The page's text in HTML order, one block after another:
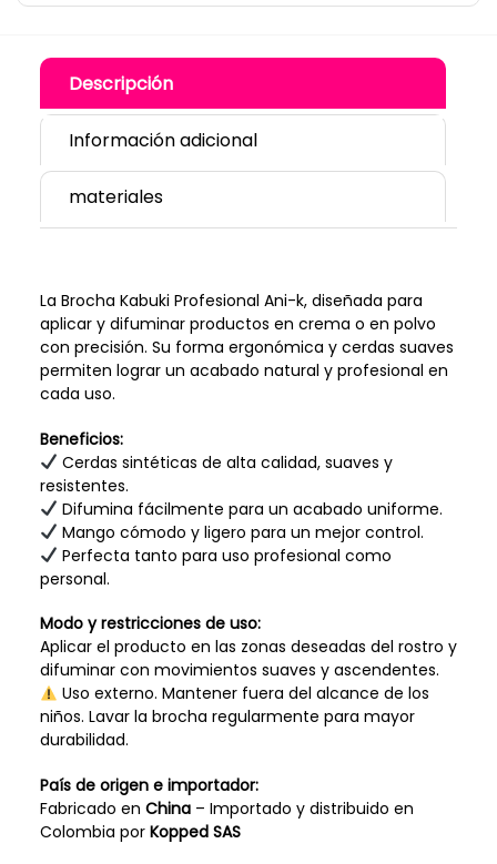
Descripción
Información adicional
materiales
La Brocha Kabuki Profesional Ani-k, diseñada para
aplicar y difuminar productos en crema o en polvo
con precisión. Su forma ergonómica y cerdas suaves
permiten lograr un acabado natural y profesional en
cada uso.
Beneficios:
Cerdas sintéticas de alta calidad, suaves y
resistentes.
Difumina fácilmente para un acabado uniforme.
Mango cómodo y ligero para un mejor control.
Perfecta tanto para uso profesional como
personal.
Modo y restricciones de uso:
Aplicar el producto en las zonas deseadas del rostro y
difuminar con movimientos suaves y ascendentes.
Uso externo. Mantener fuera del alcance de los
niños. Lavar la brocha regularmente para mayor
durabilidad.
País de origen e importador:
Fabricado en China– Importado y distribuido en
Colombia por Kopped SAS